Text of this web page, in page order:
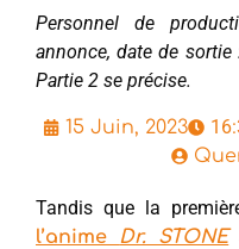
Personnel de
annonce, date de sortie
Partie 2 se précise.
15 Juin, 2023
Tandis que la
l’anime Dr. STONE